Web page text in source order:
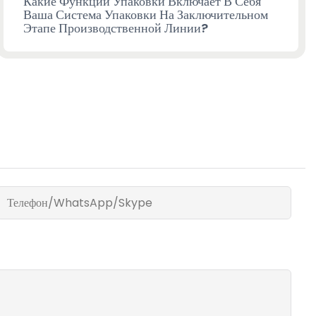
Ваша Система Упаковки На Заключительном
Этапе Производственной Линии?
Телефон/WhatsApp/Skype